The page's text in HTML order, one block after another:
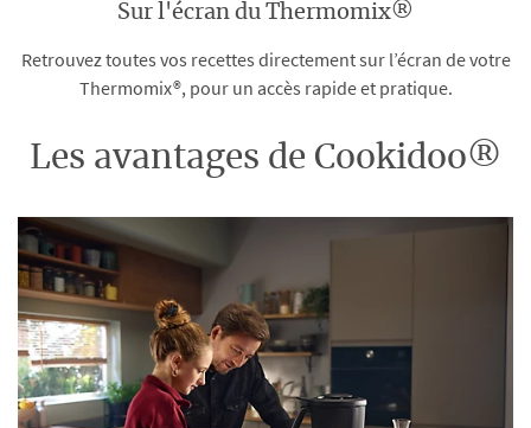
Sur l'écran du Thermomix®
Retrouvez toutes vos recettes directement sur l’écran de votre
Thermomix®, pour un accès rapide et pratique.
Les avantages de Cookidoo®